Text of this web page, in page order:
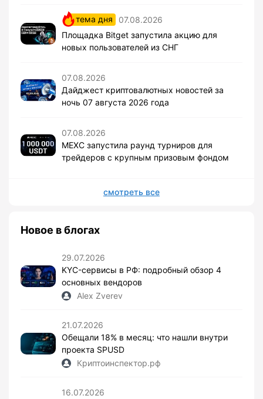
тема дня
07.08.2026
Площадка Bitget запустила акцию для
новых пользователей из СНГ
07.08.2026
Дайджест криптовалютных новостей за
ночь 07 августа 2026 года
07.08.2026
MEXC запустила раунд турниров для
трейдеров с крупным призовым фондом
смотреть все
Новое в блогах
29.07.2026
KYC-сервисы в РФ: подробный обзор 4
основных вендоров
Alex Zverev
21.07.2026
Обещали 18% в месяц: что нашли внутри
проекта SPUSD
Криптоинспектор.рф
16.07.2026